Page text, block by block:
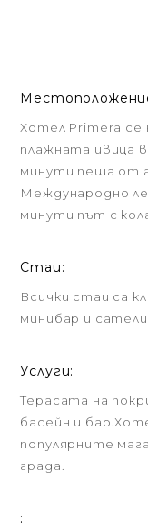
Хотел Primera
плажната ивица
минути пеша от
Международно
минути път с
Стаи:
Всички стаи са
минибар и
Услуги:
Терасата на
басейн и
популярните
града.
: